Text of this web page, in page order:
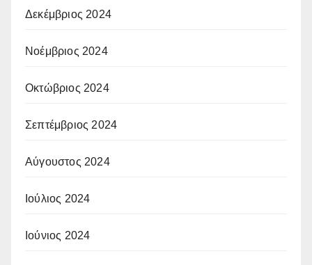
Δεκέμβριος 2024
Νοέμβριος 2024
Οκτώβριος 2024
Σεπτέμβριος 2024
Αύγουστος 2024
Ιούλιος 2024
Ιούνιος 2024